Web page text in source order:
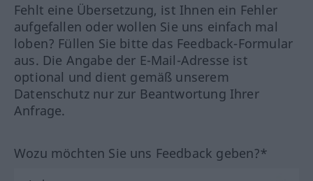
Fehlt eine Übersetzung, ist Ihnen ein Fehler
aufgefallen oder wollen Sie uns einfach mal
loben? Füllen Sie bitte das Feedback-Formular
aus. Die Angabe der E-Mail-Adresse ist
optional und dient gemäß unserem
Datenschutz nur zur Beantwortung Ihrer
Anfrage.
Wozu möchten Sie uns Feedback geben?*